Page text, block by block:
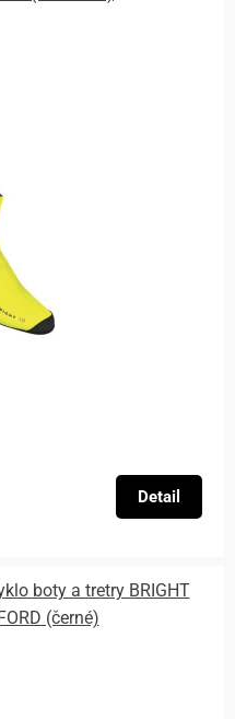
Detail
boty a tretry BRIGHT
(černé)